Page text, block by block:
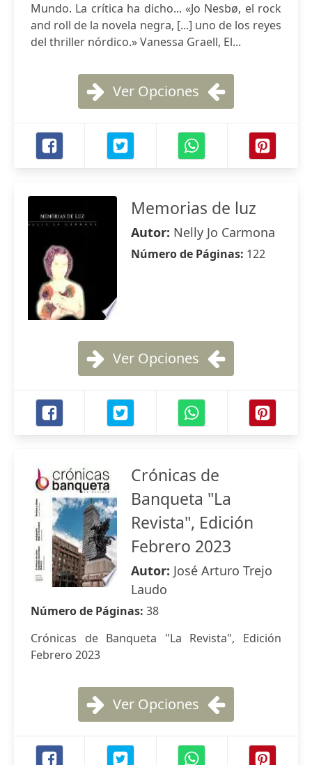
Mundo. La crítica ha dicho... «Jo Nesbø, el rock
and roll de la novela negra, [...] uno de los reyes
del thriller nórdico.» Vanessa Graell, El...
Ver Opciones
Memorias de luz
Autor: Nelly Jo Carmona
Número de Páginas: 122
Ver Opciones
Crónicas de
Banqueta "La
Revista", Edición
Febrero 2023
Autor: José Arturo Trejo
Laudo
Número de Páginas: 38
Crónicas de Banqueta "La Revista", Edición
Febrero 2023
Ver Opciones